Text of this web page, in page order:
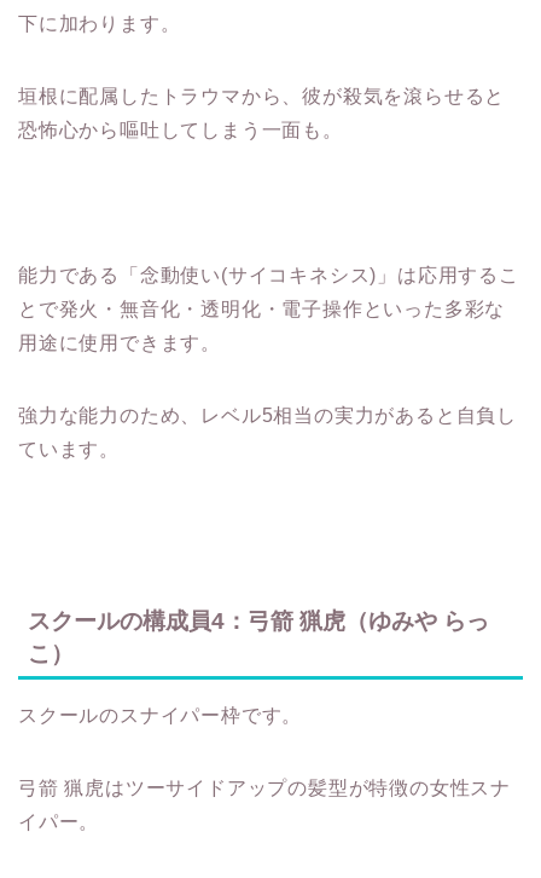
下に加わります。
垣根に配属したトラウマから、彼が殺気を滾らせると
恐怖心から嘔吐してしまう一面も。
能力である「念動使い(サイコキネシス)」は応用するこ
とで発火・無音化・透明化・電子操作といった多彩な
用途に使用できます。
強力な能力のため、レベル5相当の実力があると自負し
ています。
スクールの構成員4：弓箭 猟虎（ゆみや らっ
こ）
スクールのスナイパー枠です。
弓箭 猟虎はツーサイドアップの髪型が特徴の女性スナ
イパー。